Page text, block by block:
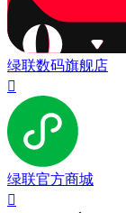
绿联数码旗舰店

绿联官方商城
